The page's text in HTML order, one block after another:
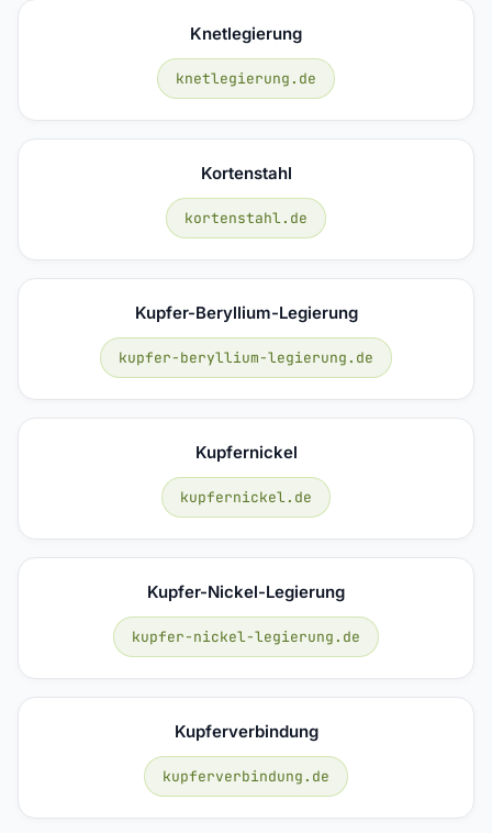
Knetlegierung
knetlegierung.de
Kortenstahl
kortenstahl.de
Kupfer-Beryllium-Legierung
kupfer-beryllium-legierung.de
Kupfernickel
kupfernickel.de
Kupfer-Nickel-Legierung
kupfer-nickel-legierung.de
Kupferverbindung
kupferverbindung.de